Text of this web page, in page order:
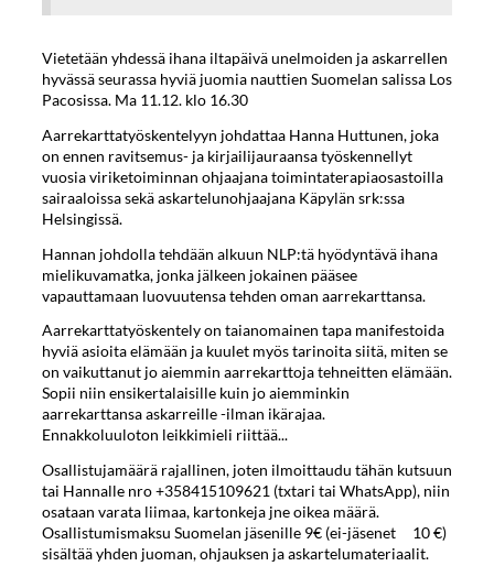
Vietetään yhdessä ihana iltapäivä unelmoiden ja askarrellen
hyvässä seurassa hyviä juomia nauttien Suomelan salissa Los
Pacosissa. Ma 11.12. klo 16.30
Aarrekarttatyöskentelyyn johdattaa Hanna Huttunen, joka
on ennen ravitsemus- ja kirjailijauraansa työskennellyt
vuosia viriketoiminnan ohjaajana toimintaterapiaosastoilla
sairaaloissa sekä askartelunohjaajana Käpylän srk:ssa
Helsingissä.
Hannan johdolla tehdään alkuun NLP:tä hyödyntävä ihana
mielikuvamatka, jonka jälkeen jokainen pääsee
vapauttamaan luovuutensa tehden oman aarrekarttansa.
Aarrekarttatyöskentely on taianomainen tapa manifestoida
hyviä asioita elämään ja kuulet myös tarinoita siitä, miten se
on vaikuttanut jo aiemmin aarrekarttoja tehneitten elämään.
Sopii niin ensikertalaisille kuin jo aiemminkin
aarrekarttansa askarreille -ilman ikärajaa.
Ennakkoluuloton leikkimieli riittää...
Osallistujamäärä rajallinen, joten ilmoittaudu tähän kutsuun
tai Hannalle nro +358415109621 (txtari tai WhatsApp), niin
osataan varata liimaa, kartonkeja jne oikea määrä.
Osallistumismaksu Suomelan jäsenille 9€ (ei-jäsenet 10 €)
sisältää yhden juoman, ohjauksen ja askartelumateriaalit.